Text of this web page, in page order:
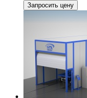
Запросить цену